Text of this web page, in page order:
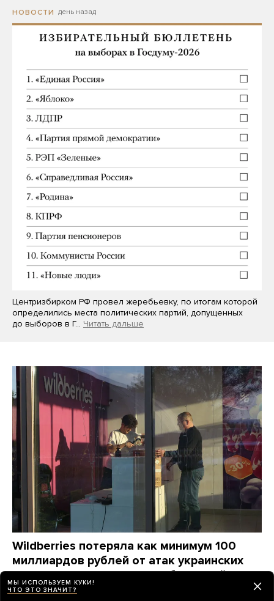
НОВОСТИ день назад
Центризбирком РФ провел жеребьевку, по итогам которой
определились места политических партий, допущенных
до выборов в Г… Читать дальше
Wildberries потеряла как минимум 100
миллиардов рублей от атак украинских
дронов. Компания станет убыточной
на годы, ей придется «переизобретать
МЫ ИСПОЛЬЗУЕМ КУКИ!
ЧТО ЭТО ЗНАЧИТ?